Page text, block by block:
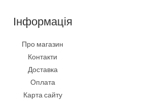
Інформація
Про магазин
Контакти
Доставка
Оплата
Карта сайту